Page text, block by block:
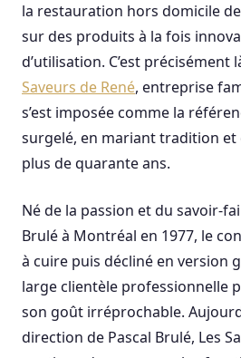
la restauration hors domicile
sur des produits à la fois
d’utilisation. C’est précisément
Saveurs de René, entreprise
s’est imposée comme la
surgelé, en mariant tradition et
plus de quarante ans.
Né de la passion et du savoir-
Brulé à Montréal en 1977, le
à cuire puis décliné en version
large clientèle professionnelle
son goût irréprochable.
direction de Pascal Brulé, Les